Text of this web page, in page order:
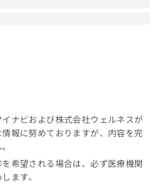
ナビおよび株式会社ウェルネスが
報に努めておりますが、内容を完
希望される場合は、必ず医療機関
ます。